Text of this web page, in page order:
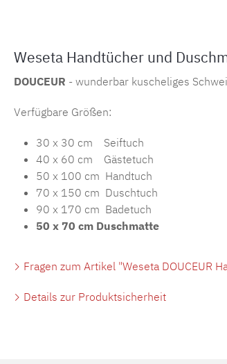
Weseta Handtücher und
DOUCEUR - wunderbar kuscheliges
Verfügbare Größen:
30 x 30 cm Seiftuch
40 x 60 cm Gästetuch
50 x 100 cm Handtuch
70 x 150 cm Duschtuch
90 x 170 cm Badetuch
50 x 70 cm Duschmatte
Fragen zum Artikel "Weseta DOUCEUR
Details zur Produktsicherheit